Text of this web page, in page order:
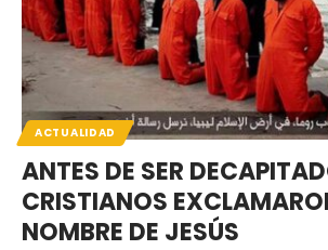
ACTUALIDAD
ANTES DE SER
CRISTIANOS
NOMBRE DE JESÚS